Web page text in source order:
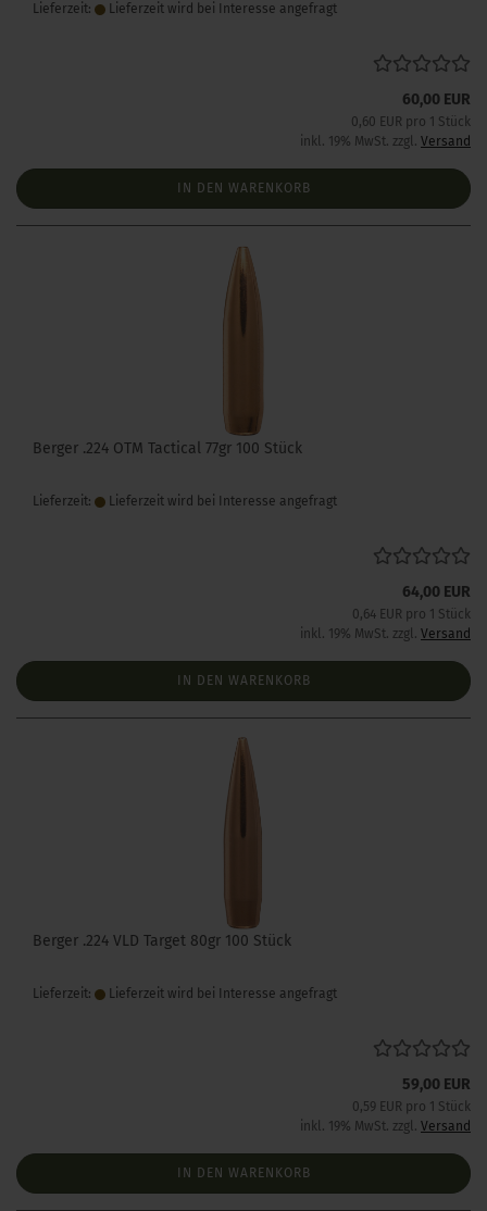
Lieferzeit: Lieferzeit wird bei Interesse angefragt
60,00 EUR
0,60 EUR pro 1 Stück
inkl. 19% MwSt. zzgl. Versand
IN DEN WARENKORB
Berger .224 OTM Tactical 77gr 100 Stück
Lieferzeit: Lieferzeit wird bei Interesse angefragt
64,00 EUR
0,64 EUR pro 1 Stück
inkl. 19% MwSt. zzgl. Versand
IN DEN WARENKORB
Berger .224 VLD Target 80gr 100 Stück
Lieferzeit: Lieferzeit wird bei Interesse angefragt
59,00 EUR
0,59 EUR pro 1 Stück
inkl. 19% MwSt. zzgl. Versand
IN DEN WARENKORB